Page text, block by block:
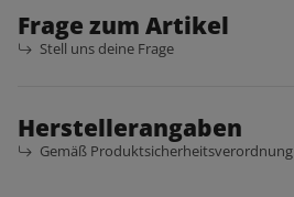
Frage zum Artikel
Stell uns deine Frage
Herstellerangaben
Gemäß Produktsicherheitsverordnung